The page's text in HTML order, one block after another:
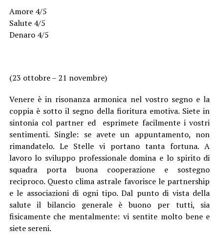
Amore 4/5
Salute 4/5
Denaro 4/5
(23 ottobre – 21 novembre)
Venere è in risonanza armonica nel vostro segno e la
coppia è sotto il segno della fioritura emotiva. Siete in
sintonia col partner ed esprimete facilmente i vostri
sentimenti. Single: se avete un appuntamento, non
rimandatelo. Le Stelle vi portano tanta fortuna. A
lavoro lo sviluppo professionale domina e lo spirito di
squadra porta buona cooperazione e sostegno
reciproco. Questo clima astrale favorisce le partnership
e le associazioni di ogni tipo. Dal punto di vista della
salute il bilancio generale è buono per tutti, sia
fisicamente che mentalmente: vi sentite molto bene e
siete sereni.